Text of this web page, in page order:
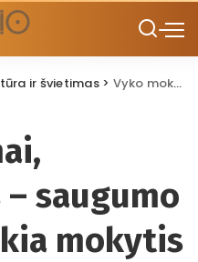
ir švietimas> Vyko mokymai, primenantys – saugumo internete reikia mokytis nuolat
saugumo
mokytis